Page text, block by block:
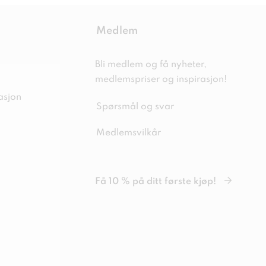
Medlem
Bli medlem og få nyheter,
medlemspriser og inspirasjon!
Spørsmål og svar
Medlemsvilkår
Få 10 % på ditt første kjøp!